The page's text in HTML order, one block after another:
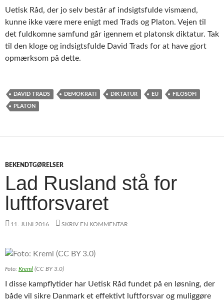
Uetisk Råd, der jo selv består af indsigtsfulde vismænd,
kunne ikke være mere enigt med Trads og Platon. Vejen til
det fuldkomne samfund går igennem et platonsk diktatur. Tak
til den kloge og indsigtsfulde David Trads for at have gjort
opmærksom på dette.
DAVID TRADS DEMOKRATI DIKTATUR EU FILOSOFI
PLATON
BEKENDTGØRELSER
Lad Rusland stå for
luftforsvaret
11. JUNI 2016 SKRIV EN KOMMENTAR
Foto: Kreml (CC BY 3.0)
I disse kampflytider har Uetisk Råd fundet på en løsning, der
både vil sikre Danmark et effektivt luftforsvar og muliggøre